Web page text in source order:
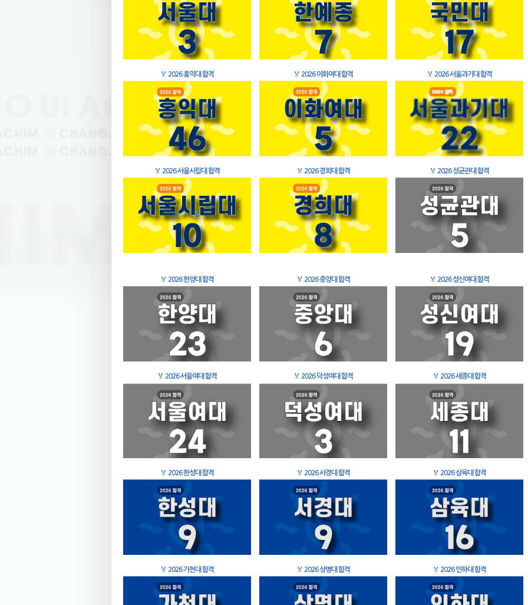
🏅 2026 홍익대 합격 🏅 2026 이화여대 합격 🏅 2026 서울과기대 합격
🏅 2026 서울시립대 합격 🏅 2026 경희대 합격 🏅 2026 성균관대 합격
🏅 2026 한양대 합격 🏅 2026 중앙대 합격 🏅 2026 성신여대 합격
🏅 2026 서울여대 합격 🏅 2026 덕성여대 합격 🏅 2026 세종대 합격
🏅 2026 한성대 합격 🏅 2026 서경대 합격 🏅 2026 삼육대 합격
🏅 2026 가천대 합격 🏅 2026 상명대 합격 🏅 2026 인하대 합격